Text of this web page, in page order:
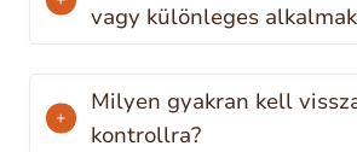
vagy különleges
Milyen gyakran kell
kontrollra?